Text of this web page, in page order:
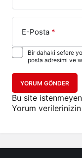
E-Posta *
Bir dahaki sefere
posta adresimi ve
YORUM GÖNDER
Bu site
Yorum